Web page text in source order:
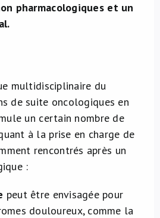
pharmacologiques et un
multidisciplinaire du
de suite oncologiques en
un certain nombre de
à la prise en charge de
rencontrés après un
:
peut être envisagée pour
douloureux, comme la